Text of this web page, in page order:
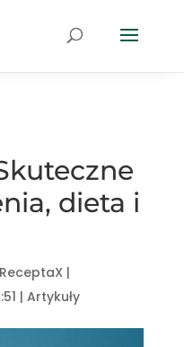
dieta i
|
| Artykuły